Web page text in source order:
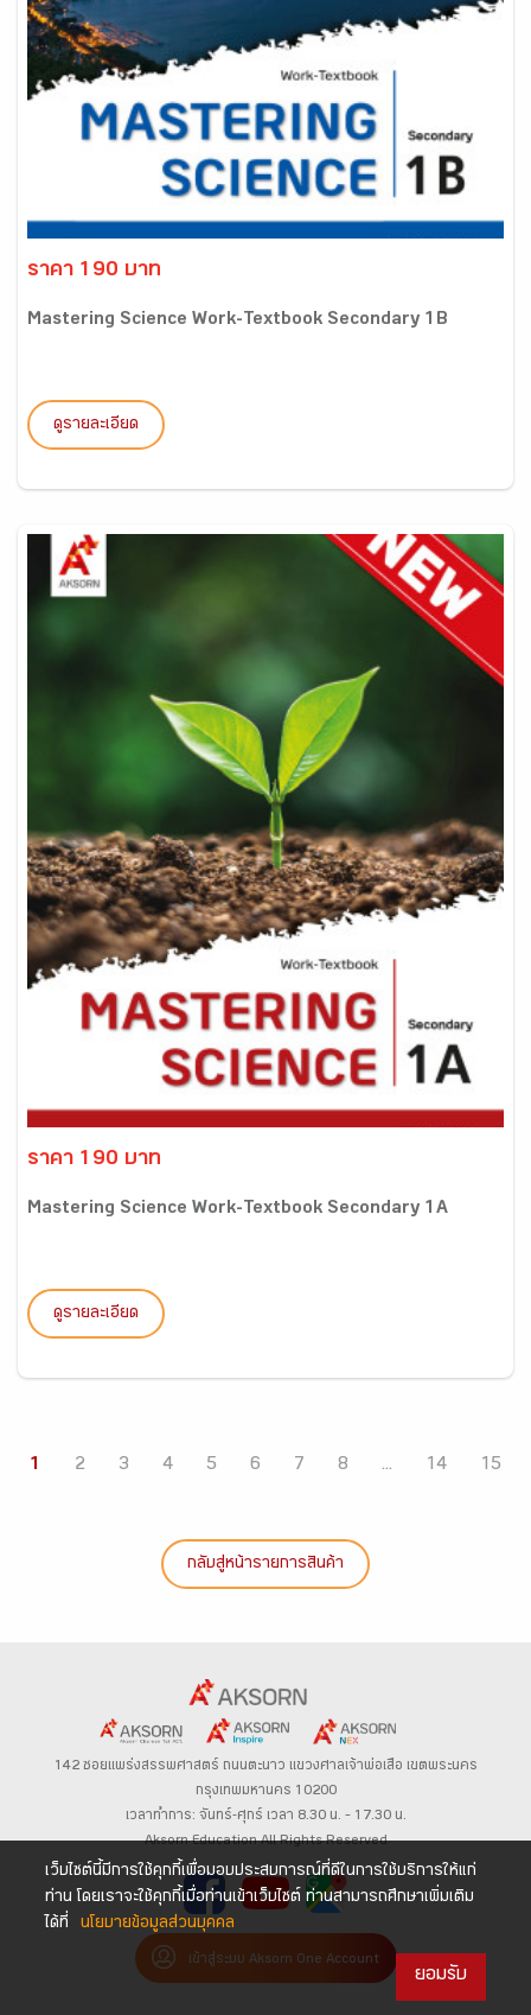
ราคา 190 บาท
Mastering Science Work-Textbook Secondary 1B
ดูรายละเอียด
ราคา 190 บาท
Mastering Science Work-Textbook Secondary 1A
ดูรายละเอียด
1 2 3 4 5 6 7 8 ... 14 15
กลับสู่หน้ารายการสินค้า
142 ซอยแพร่งสรรพศาสตร์ ถนนตะนาว แขวงศาลเจ้าพ่อเสือ เขตพระนคร
กรุงเทพมหานคร 10200
เวลาทำการ: จันทร์-ศุกร์ เวลา 8.30 น. – 17.30 น.
Aksorn Education All Rights Reserved
เข้าสู่ระบบ Aksorn One Account
เว็บไซต์นี้มีการใช้คุกกี้เพื่อมอบประสบการณ์ที่ดีในการใช้บริการให้แก่
ท่าน โดยเราจะใช้คุกกี้เมื่อท่านเข้าเว็บไซต์ ท่านสามารถศึกษาเพิ่มเติม
ได้ที่
นโยบายข้อมูลส่วนบุคคล
ยอมรับ